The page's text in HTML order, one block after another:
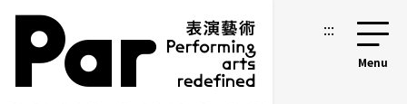
跳到主要內容區塊
網站導覽 :::